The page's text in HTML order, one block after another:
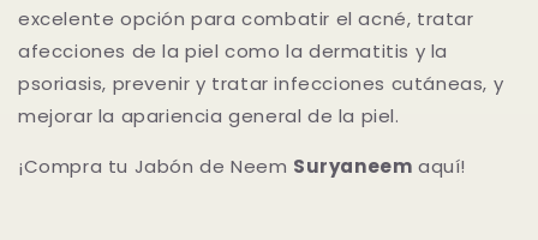
excelente opción para combatir el acné, tratar
afecciones de la piel como la dermatitis y la
psoriasis, prevenir y tratar infecciones cutáneas, y
mejorar la apariencia general de la piel.
¡Compra tu Jabón de Neem Suryaneem aquí!